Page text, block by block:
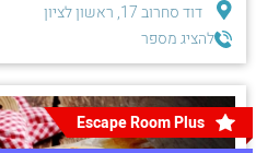
דוד סחרוב 17, ראשון לציון
להציג מספר
Escape Room Plus